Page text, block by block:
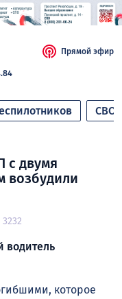
Прямой эфир
СВО
с двумя
возбудили
3232
водитель
которое